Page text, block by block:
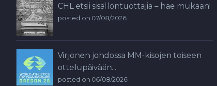
CHL etsii sisällöntuottajia – hae mukaan!
posted on 07/08/2026
Virjonen johdossa MM-kisojen toiseen
ottelupäivään...
posted on 06/08/2026